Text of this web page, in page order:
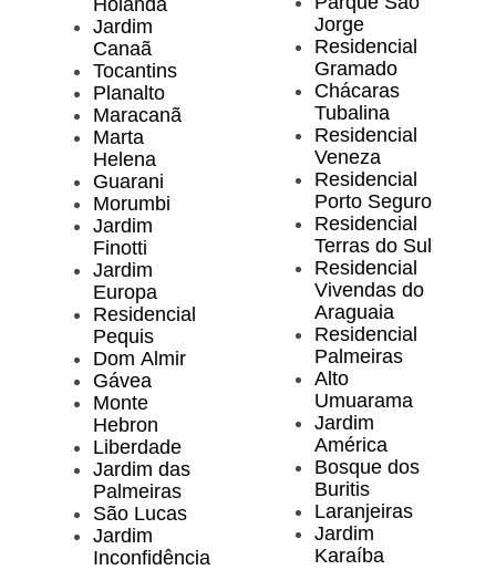
Jardim
Canaã
Tocantins
Planalto
Maracanã
Marta
Helena
Guarani
Morumbi
Jardim
Finotti
Jardim
Europa
Residencial
Pequis
Dom Almir
Gávea
Monte
Hebron
Liberdade
Jardim das
Palmeiras
São Lucas
Jardim
Inconfidência
Jorge
Residencial
Gramado
Chácaras
Tubalina
Residencial
Veneza
Residencial
Porto Seguro
Residencial
Terras do Sul
Residencial
Vivendas do
Araguaia
Residencial
Palmeiras
Alto
Umuarama
Jardim
América
Bosque dos
Buritis
Laranjeiras
Jardim
Karaíba